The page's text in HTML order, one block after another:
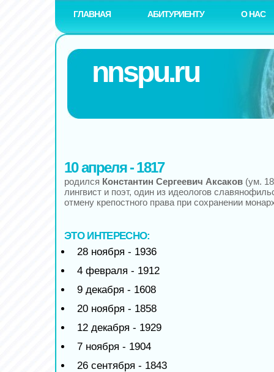
ГЛАВНАЯ АБИТУРИЕНТУ О НАС
nnspu.ru
10 апреля - 1817
родился Константин Сергеевич Аксаков (ум.
лингвист и поэт, один из идеологов
отмену крепостного права при сохранении
ЭТО ИНТЕРЕСНО:
28 ноября - 1936
4 февраля - 1912
9 декабря - 1608
20 ноября - 1858
12 декабря - 1929
7 ноября - 1904
26 сентября - 1843